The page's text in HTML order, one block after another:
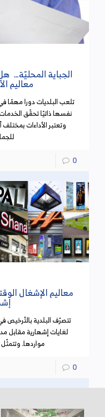
الجباية المحليّة…
معاليم
تلعب البلديات دورا مهمّا
نفسها ذاتيّا تحقّق
وتعتبر الأداءات
0
معاليم الإشغال
تتصرّف البلدية
لغايات إشهارية
مواردها.
0